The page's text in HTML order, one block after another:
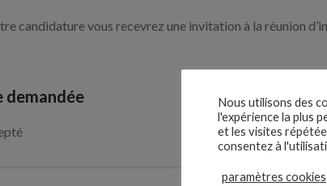
candidature vous recevrez une invitation à la réunion
demandée
Nous utilisons des
l'expérience la plus
et les visites
consentez à
paramètres cookies